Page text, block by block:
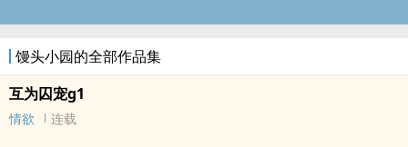
馒头小园的全部作品集
互为囚宠g1
情欲 连载